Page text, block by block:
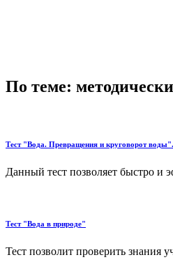
По теме:
Тест "Вода. Превращения и круговорот воды".
Данный тест позволяет быстро и
Тест "Вода в природе"
Тест позволит проверить знания